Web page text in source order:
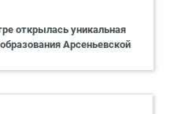
открылась уникальная
Арсеньевской